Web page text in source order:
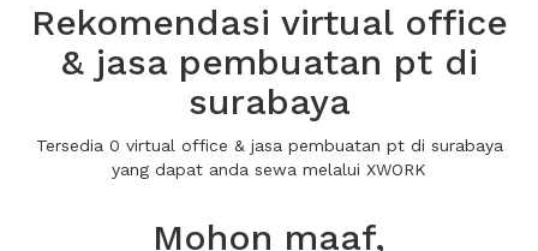
Rekomendasi virtual office
& jasa pembuatan pt di
surabaya
Tersedia 0 virtual office & jasa pembuatan pt di surabaya
yang dapat anda sewa melalui XWORK
Mohon maaf,